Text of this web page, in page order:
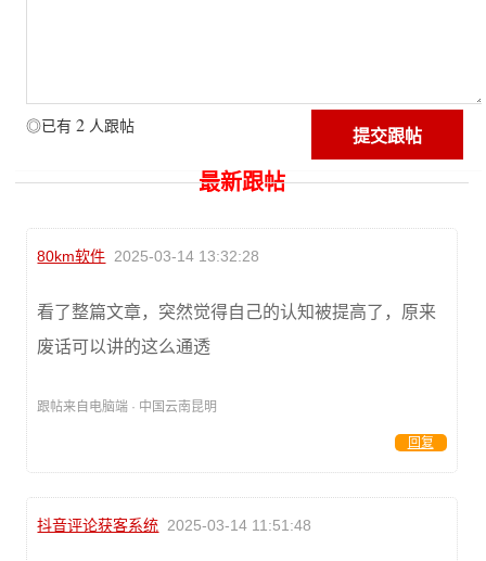
◎已有 2 人跟帖
最新跟帖
80km软件 2025-03-14 13:32:28
看了整篇文章，突然觉得自己的认知被提高了，原来
废话可以讲的这么通透
跟帖来自电脑端 · 中国云南昆明
回复
抖音评论获客系统 2025-03-14 11:51:48